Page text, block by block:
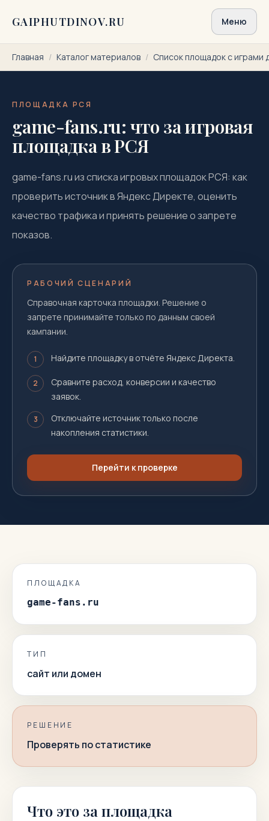
GAIPHUTDINOV.RU Меню
Главная / Каталог материалов / Список площадок с играми
ПЛОЩАДКА РСЯ
game-fans.ru: что за игровая
площадка в РСЯ
game-fans.ru из списка игровых площадок РСЯ: как
проверить источник в Яндекс Директе, оценить
качество трафика и принять решение о запрете
показов.
РАБОЧИЙ СЦЕНАРИЙ
Справочная карточка площадки. Решение о
запрете принимайте только по данным своей
кампании.
1 Найдите площадку в отчёте Яндекс Директа.
2
Сравните расход, конверсии и качество
заявок.
3
Отключайте источник только после
накопления статистики.
Перейти к проверке
ПЛОЩАДКА
game-fans.ru
ТИП
сайт или домен
РЕШЕНИЕ
Проверять по статистике
Что это за площадка